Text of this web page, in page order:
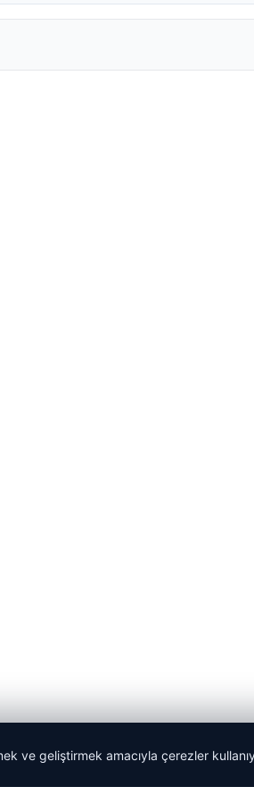
ve geliştirmek amacıyla çerezler